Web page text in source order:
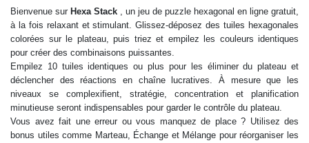
Bienvenue sur Hexa Stack , un jeu de puzzle hexagonal en ligne gratuit,
à la fois relaxant et stimulant. Glissez-déposez des tuiles hexagonales
colorées sur le plateau, puis triez et empilez les couleurs identiques
pour créer des combinaisons puissantes.
Empilez 10 tuiles identiques ou plus pour les éliminer du plateau et
déclencher des réactions en chaîne lucratives. À mesure que les
niveaux se complexifient, stratégie, concentration et planification
minutieuse seront indispensables pour garder le contrôle du plateau.
Vous avez fait une erreur ou vous manquez de place ? Utilisez des
bonus utiles comme Marteau, Échange et Mélange pour réorganiser les